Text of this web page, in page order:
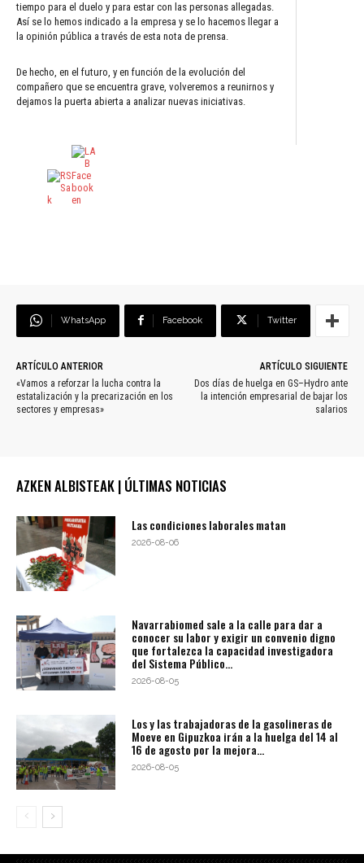
tiempo para el duelo y para estar con las personas allegadas.
Así se lo hemos indicado a la empresa y se lo hacemos llegar a
la opinión pública a través de esta nota de prensa.
De hecho, en el futuro, y en función de la evolución del
compañero que se encuentra grave, volveremos a reunirnos y
dejamos la puerta abierta a analizar nuevas iniciativas.
WhatsApp Facebook Twitter
ARTÍCULO ANTERIOR
«Vamos a reforzar la lucha contra la
estatalización y la precarización en los
sectores y empresas»
ARTÍCULO SIGUIENTE
Dos días de huelga en GS–Hydro ante
la intención empresarial de bajar los
salarios
AZKEN ALBISTEAK | ÚLTIMAS NOTICIAS
Las condiciones laborales matan
2026-08-06
Navarrabiomed sale a la calle para dar a
conocer su labor y exigir un convenio digno
que fortalezca la capacidad investigadora
del Sistema Público...
2026-08-05
Los y las trabajadoras de la gasolineras de
Moeve en Gipuzkoa irán a la huelga del 14 al
16 de agosto por la mejora...
2026-08-05